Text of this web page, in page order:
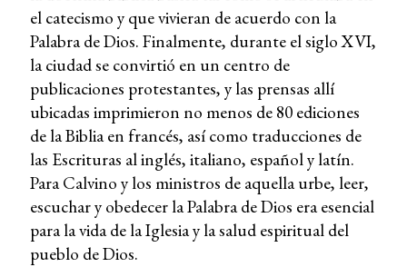
el catecismo y que vivieran de acuerdo con la
Palabra de Dios. Finalmente, durante el siglo XVI,
la ciudad se convirtió en un centro de
publicaciones protestantes, y las prensas allí
ubicadas imprimieron no menos de 80 ediciones
de la Biblia en francés, así como traducciones de
las Escrituras al inglés, italiano, español y latín.
Para Calvino y los ministros de aquella urbe, leer,
escuchar y obedecer la Palabra de Dios era esencial
para la vida de la Iglesia y la salud espiritual del
pueblo de Dios.